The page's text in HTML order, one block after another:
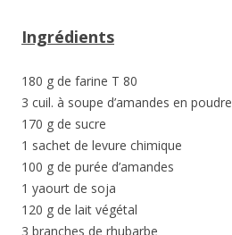
Ingrédients
180 g de farine T 80
3 cuil. à soupe d’amandes en poudre
170 g de sucre
1 sachet de levure chimique
100 g de purée d’amandes
1 yaourt de soja
120 g de lait végétal
3 branches de rhubarbe